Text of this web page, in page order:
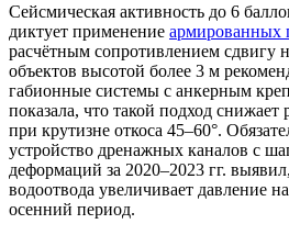
Сейсмическая активность до 6
диктует применение армированных
расчётным сопротивлением сдвигу
объектов высотой более 3 м
габионные системы с анкерным
показала, что такой подход
при крутизне откоса 45–60°.
устройство дренажных каналов с
деформаций за 2020–2023 гг.
водоотвода увеличивает давление
осенний период.